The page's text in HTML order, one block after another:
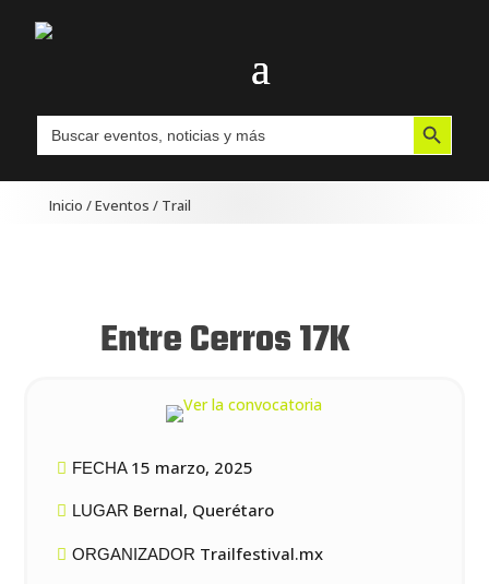
Buscar: Botón de búsqueda
Inicio /Eventos / Trail
Entre Cerros 17K
FECHA 15 marzo, 2025
LUGAR Bernal, Querétaro
ORGANIZADOR Trailfestival.mx